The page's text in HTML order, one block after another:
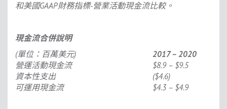
和美國GAAP財務指標-營業活動現金流比較。
現金流合併說明
(單位：百萬美元)
2017 – 2020
營運活動現金流
$8.9 – $9.5
資本性支出
($4.6)
可運用現金流
$4.3 – $4.9